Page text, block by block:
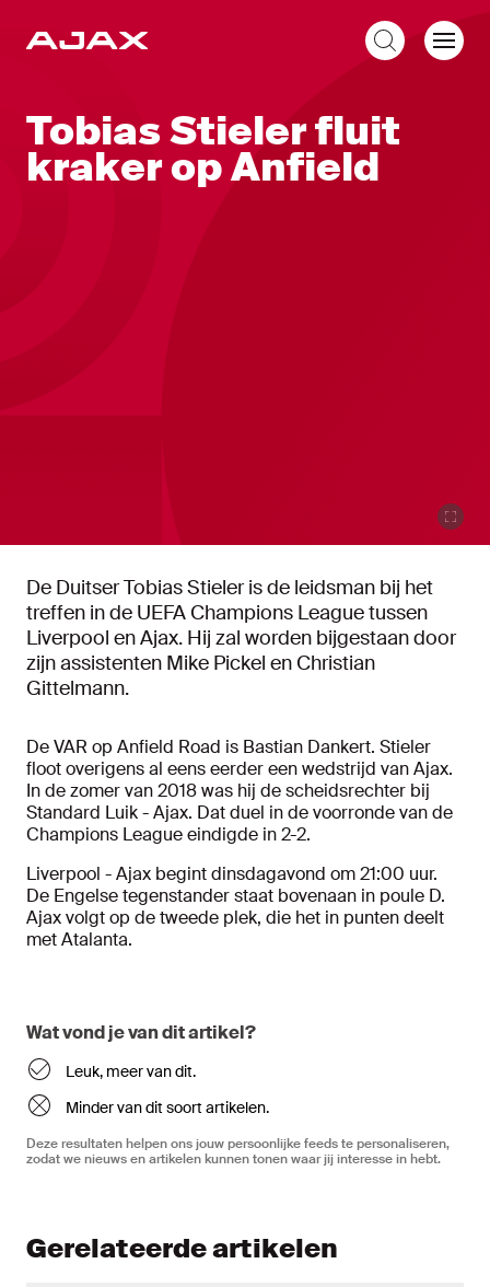
Tobias Stieler fluit
kraker op Anfield
De Duitser Tobias Stieler is de leidsman bij het
treffen in de UEFA Champions League tussen
Liverpool en Ajax. Hij zal worden bijgestaan door
zijn assistenten Mike Pickel en Christian
Gittelmann.
De VAR op Anfield Road is Bastian Dankert. Stieler
floot overigens al eens eerder een wedstrijd van Ajax.
In de zomer van 2018 was hij de scheidsrechter bij
Standard Luik - Ajax. Dat duel in de voorronde van de
Champions League eindigde in 2-2.
Liverpool - Ajax begint dinsdagavond om 21:00 uur.
De Engelse tegenstander staat bovenaan in poule D.
Ajax volgt op de tweede plek, die het in punten deelt
met Atalanta.
Wat vond je van dit artikel?
Leuk, meer van dit.
Minder van dit soort artikelen.
Deze resultaten helpen ons jouw persoonlijke feeds te personaliseren,
zodat we nieuws en artikelen kunnen tonen waar jij interesse in hebt.
Gerelateerde artikelen